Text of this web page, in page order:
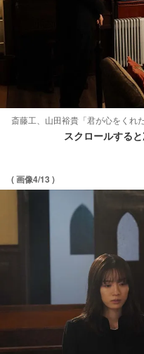
斎藤工、山田裕貴「君が心をくれ
スクロールする
( 画像4/13 )